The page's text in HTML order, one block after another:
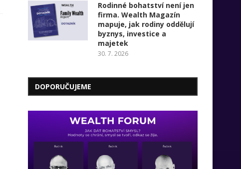
Rodinné bohatství není jen
firma. Wealth Magazín
mapuje, jak rodiny oddělují
byznys, investice a
majetek
30. 7. 2026
DOPORUČUJEME